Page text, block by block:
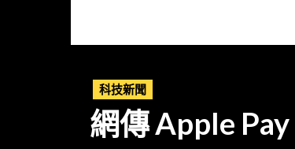
科技新聞
網傳 Apple